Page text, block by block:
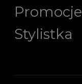
Promocje
Stylistka